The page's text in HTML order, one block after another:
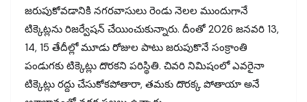
జరుపుకోవడానికి నగరవాసులు రెండు నెలల ముందుగానే
టిక్కెట్లను రిజర్వేషన్‌ చేయించుకున్నారు. దీంతో 2026 జనవరి 13,
14, 15 తేదీల్లో మూడు రోజుల పాటు జరుపుకొనే సంక్రాంతి
పండుగకు టిక్కెట్లు దొరకని పరిస్థితి. చివరి నిమిషంలో ఎవరైనా
టిక్కెట్లు రద్దు చేసుకోకపోతారా, తమకు దొరక్క పోతాయా అనే